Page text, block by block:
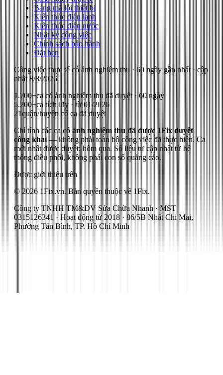
Bảng mã lỗi thiết bị
Kiến thức điện lạnh
Kiến thức điện nước
Nhật ký công việc
Chính sách bảo hành
Đặt hẹn
Công việc thực tế có ảnh nghiệm thu · 60 ngày gần nhất · cập
nhật 8/8/2026
1.700+ca có ảnh nghiệm thu đã duyệt · 60 ngày
5.200+ca tích lũy · từ 01/2026
21quận/huyện có ca đã duyệt
Chỉ tính các ca có ảnh nghiệm thu đã được 1Fix duyệt
công khai — không phải toàn bộ công việc đã thực hiện. Ca
mới nhất được duyệt: hôm qua. Số liệu tự cập nhật từ hệ
thống điều phối, không phải con số quảng cáo.
Được giới thiệu trên
© 2026 1Fix.vn. Bản quyền thuộc về 1Fix.
Công ty TNHH TM&DV Sửa Chữa Nhanh · MST
0315126341 · Hoạt động từ 2018 · 86/5B Nhất Chi Mai,
Phường Tân Bình, TP. Hồ Chí Minh